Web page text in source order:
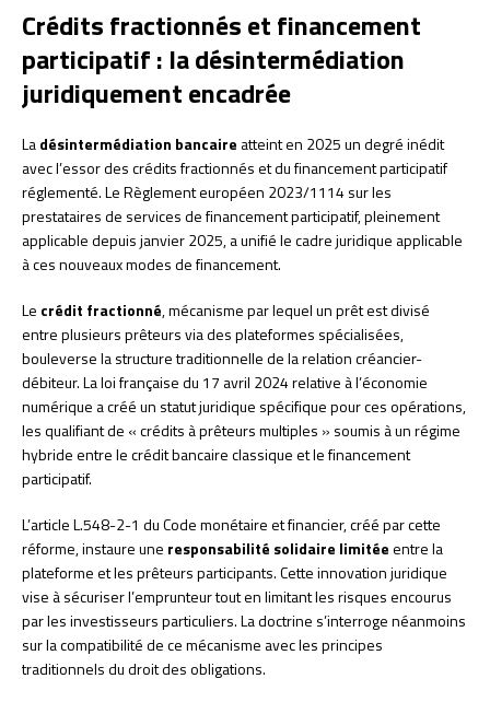
Crédits fractionnés et financement
participatif : la désintermédiation
juridiquement encadrée
Ladésintermédiation bancaire atteint en 2025 un degré inédit
avec l’essor des crédits fractionnés et du financement participatif
réglementé. Le Règlement européen 2023/1114 sur les
prestataires de services de financement participatif, pleinement
applicable depuis janvier 2025, a unifié le cadre juridique applicable
à ces nouveaux modes de financement.
Le crédit fractionné, mécanisme par lequel un prêt est divisé
entre plusieurs prêteurs via des plateformes spécialisées,
bouleverse la structure traditionnelle de la relation créancier-
débiteur. La loi française du 17 avril 2024 relative à l’économie
numérique a créé un statut juridique spécifique pour ces opérations,
les qualifiant de « crédits à prêteurs multiples » soumis à un régime
hybride entre le crédit bancaire classique et le financement
participatif.
L’article L.548-2-1 du Code monétaire et financier, créé par cette
réforme, instaure une responsabilité solidaire limitéeentre la
plateforme et les prêteurs participants. Cette innovation juridique
vise à sécuriser l’emprunteur tout en limitant les risques encourus
par les investisseurs particuliers. La doctrine s’interroge néanmoins
sur la compatibilité de ce mécanisme avec les principes
traditionnels du droit des obligations.